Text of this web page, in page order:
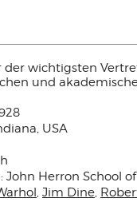
wichtigsten
und
USA
Herron School
, Jim Dine,